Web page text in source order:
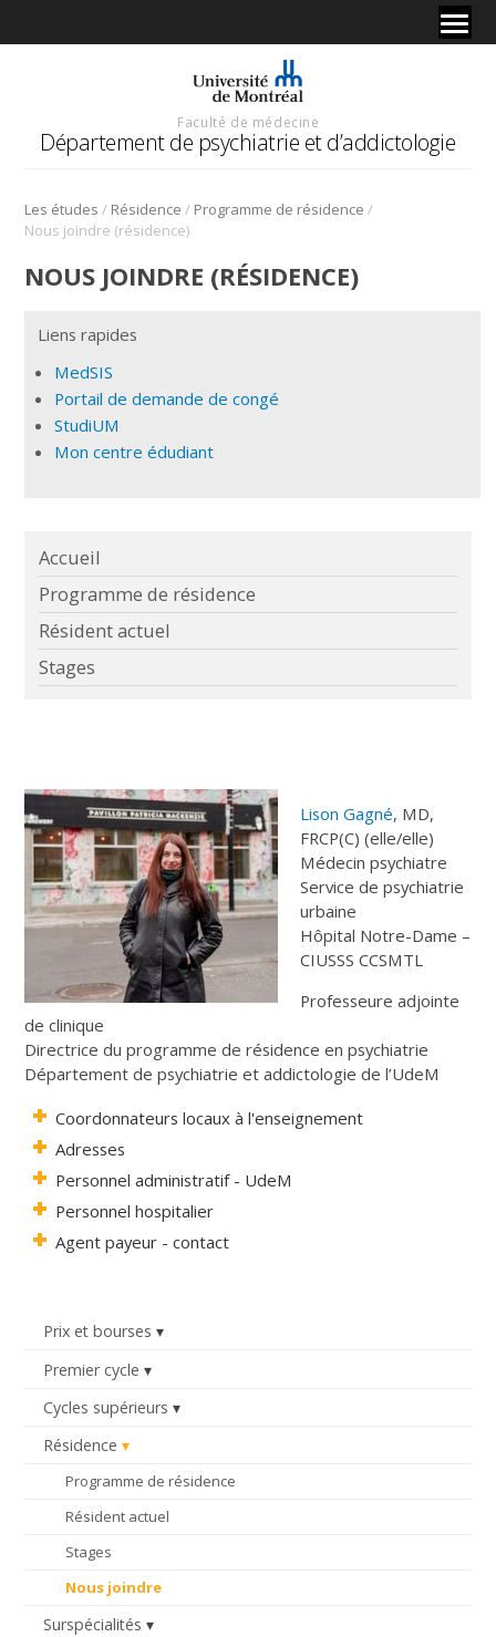
Faculté de médecine
Département de psychiatrie et d’addictologie
Les études / Résidence / Programme de résidence /
Nous joindre (résidence)
Prix et bourses
Premier cycle
Cycles supérieurs
Résidence
Programme de résidence
Résident actuel
Stages
Nous joindre
Surspécialités
NOUS JOINDRE (RÉSIDENCE)
Liens rapides
MedSIS
Portail de demande de congé
StudiUM
Mon centre édudiant
Accueil
Programme de résidence
Résident actuel
Stages
Lison Gagné, MD,
FRCP(C) (elle/elle)
Médecin psychiatre
Service de psychiatrie
urbaine
Hôpital Notre-Dame –
CIUSSS CCSMTL
Professeure adjointe
de clinique
Directrice du programme de résidence en psychiatrie
Département de psychiatrie et addictologie de l’UdeM
Coordonnateurs locaux à l'enseignement
Adresses
Personnel administratif - UdeM
Personnel hospitalier
Agent payeur - contact